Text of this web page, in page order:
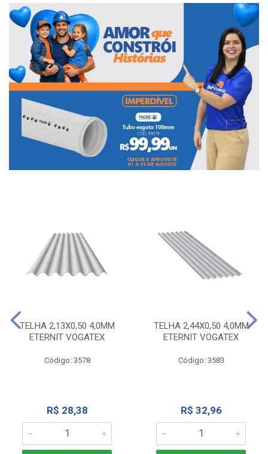
TELHA 2,13X0,50 4,0MM
ETERNIT VOGATEX
Código: 3578
R$ 28,38
TELHA 2,44X0,50 4,0MM
ETERNIT VOGATEX
Código: 3583
R$ 32,96